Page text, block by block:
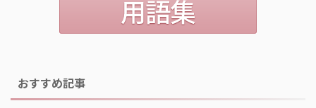
おすすめ記事